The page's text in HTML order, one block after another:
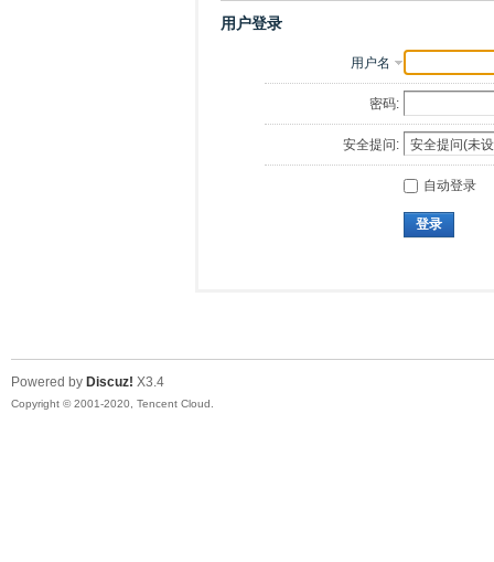
用户登录
用户名
密码:
安全提问:
自动登录
登录
Powered by Discuz! X3.4
Copyright © 2001-2020, Tencent Cloud.